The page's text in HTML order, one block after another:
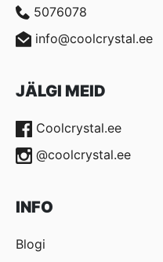
5076078
info@coolcrystal.ee
JÄLGI MEID
Coolcrystal.ee
@coolcrystal.ee
INFO
Blogi